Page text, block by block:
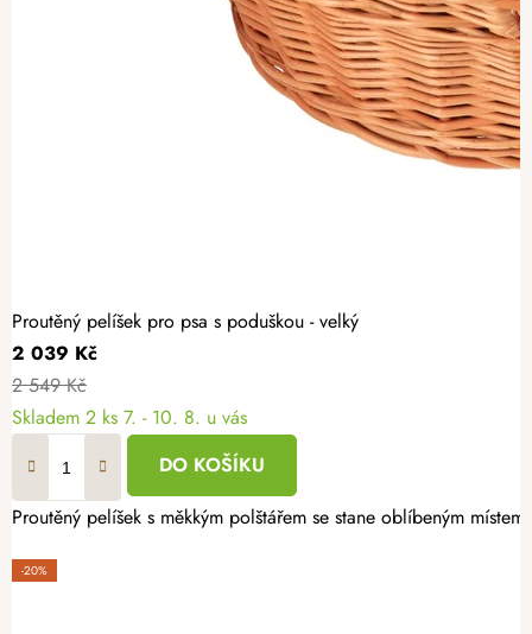
Proutěný pelíšek pro psa s poduškou - velký
2 039 Kč
2 549 Kč
Skladem 2 ks 7. - 10. 8. u vás
DO KOŠÍKU
Proutěný pelíšek s měkkým polštářem se stane oblíbeným
-20%